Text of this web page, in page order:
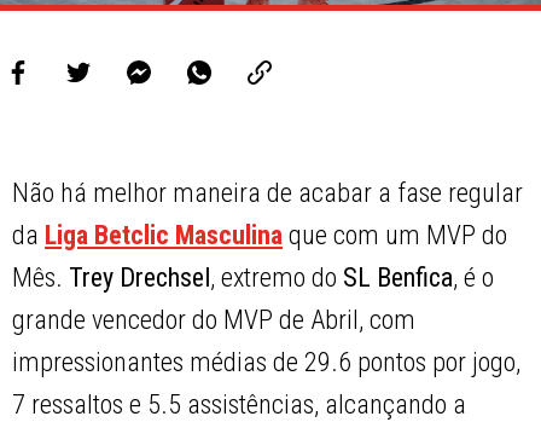
Não há melhor maneira de acabar a fase regular
da Liga Betclic Masculina que com um MVP do
Mês. Trey Drechsel , extremo do SL Benfica, é o
grande vencedor do MVP de Abril, com
impressionantes médias de 29.6 pontos por jogo,
7 ressaltos e 5.5 assistências, alcançando a